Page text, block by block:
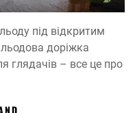
під відкритим
доріжка
глядачів – все це про